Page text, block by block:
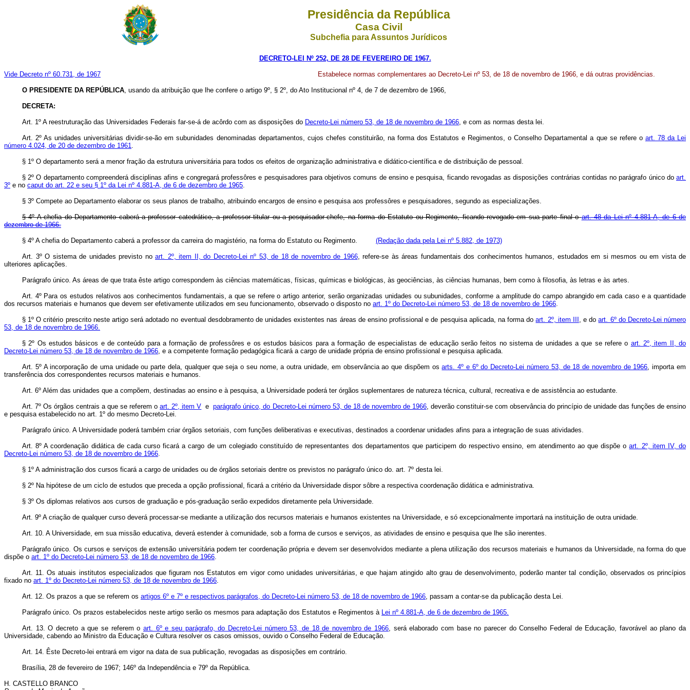
Presidência da República
Casa Civil
Subchefia para Assuntos Jurídicos
DECRETO-LEI Nº 252, DE 28 DE FEVEREIRO DE 1967.
Vide Decreto nº 60.731, de 1967 Estabelece normas complementares ao Decreto-Lei nº 53, de 18 de novembro de 1966, e dá outras providências.
O PRESIDENTE DA REPÚBLICA, usando da atribuição que lhe confere o artigo 9º, § 2º, do Ato Institucional nº 4, de 7 de dezembro de 1966,
DECRETA:
Art. 1º A reestruturação das Universidades Federais far-se-á de acôrdo com as disposições do Decreto-Lei número 53, de 18 de novembro de 1966, e com as normas desta lei.
Art. 2º As unidades universitárias dividir-se-ão em subunidades denominadas departamentos, cujos chefes constituirão, na forma dos Estatutos e Regimentos, o Conselho Departamental a que se refere o art. 78 da Lei
número 4.024, de 20 de dezembro de 1961.
§ 1º O departamento será a menor fração da estrutura universitária para todos os efeitos de organização administrativa e didático-científica e de distribuição de pessoal.
§ 2º O departamento compreenderá disciplinas afins e congregará professôres e pesquisadores para objetivos comuns de ensino e pesquisa, ficando revogadas as disposições contrárias contidas no parágrafo único do art.
3º e no caput do art. 22 e seu § 1º da Lei nº 4.881-A, de 6 de dezembro de 1965.
§ 3º Compete ao Departamento elaborar os seus planos de trabalho, atribuindo encargos de ensino e pesquisa aos professôres e pesquisadores, segundo as especializações.
§ 4º A chefia do Departamento caberá a professor catedrático, a professor titular ou a pesquisador-chefe, na forma do Estatuto ou Regimento, ficando revogado em sua parte final oart. 48 da Lei nº 4.881-A, de 6 de
dezembro de 1966.
§ 4º A chefia do Departamento caberá a professor da carreira do magistério, na forma do Estatuto ou Regimento. (Redação dada pela Lei nº 5.882, de 1973)
Art. 3º O sistema de unidades previsto no art. 2º, item II, do Decreto-Lei nº 53, de 18 de novembro de 1966, refere-se às áreas fundamentais dos conhecimentos humanos, estudados em si mesmos ou em vista de
ulteriores aplicações.
Parágrafo único. As áreas de que trata êste artigo correspondem às ciências matemáticas, físicas, químicas e biológicas, às geociências, às ciências humanas, bem como à filosofia, às letras e às artes.
Art. 4º Para os estudos relativos aos conhecimentos fundamentais, a que se refere o artigo anterior, serão organizadas unidades ou subunidades, conforme a amplitude do campo abrangido em cada caso e a quantidade
dos recursos materiais e humanos que devem ser efetivamente utilizados em seu funcionamento, observado o disposto no art. 1º do Decreto-Lei número 53, de 18 de novembro de 1966.
§ 1º O critério prescrito neste artigo será adotado no eventual desdobramento de unidades existentes nas áreas de ensino profissional e de pesquisa aplicada, na forma doart. 2º, item III , e doart. 6º do Decreto-Lei número
53, de 18 de novembro de 1966.
§ 2º Os estudos básicos e de conteúdo para a formação de professôres e os estudos básicos para a formação de especialistas de educação serão feitos no sistema de unidades a que se refere o art. 2º, item II, do
Decreto-Lei número 53, de 18 de novembro de 1966, e a competente formação pedagógica ficará a cargo de unidade própria de ensino profissional e pesquisa aplicada.
Art. 5º A incorporação de uma unidade ou parte dela, qualquer que seja o seu nome, a outra unidade, em observância ao que dispõem osarts. 4º e 6º do Decreto-Lei número 53, de 18 de novembro de 1966, importa em
transferência dos correspondentes recursos materiais e humanos.
Art. 6º Além das unidades que a compõem, destinadas ao ensino e à pesquisa, a Universidade poderá ter órgãos suplementares de natureza técnica, cultural, recreativa e de assistência ao estudante.
Art. 7º Os órgãos centrais a que se referem oart. 2º, item V eparágrafo único, do Decreto-Lei número 53, de 18 de novembro de 1966, deverão constituir-se com observância do princípio de unidade das funções de ensino
e pesquisa estabelecido no art. 1º do mesmo Decreto-Lei.
Parágrafo único. A Universidade poderá também criar órgãos setoriais, com funções deliberativas e executivas, destinados a coordenar unidades afins para a integração de suas atividades.
Art. 8º A coordenação didática de cada curso ficará a cargo de um colegiado constituído de representantes dos departamentos que participem do respectivo ensino, em atendimento ao que dispõe oart. 2º, item IV, do
Decreto-Lei número 53, de 18 de novembro de 1966.
§ 1º A administração dos cursos ficará a cargo de unidades ou de órgãos setoriais dentre os previstos no parágrafo único do. art. 7º desta lei.
§ 2º Na hipótese de um ciclo de estudos que preceda a opção profissional, ficará a critério da Universidade dispor sôbre a respectiva coordenação didática e administrativa.
§ 3º Os diplomas relativos aos cursos de graduação e pós-graduação serão expedidos diretamente pela Universidade.
Art. 9º A criação de qualquer curso deverá processar-se mediante a utilização dos recursos materiais e humanos existentes na Universidade, e só excepcionalmente importará na instituição de outra unidade.
Art. 10. A Universidade, em sua missão educativa, deverá estender à comunidade, sob a forma de cursos e serviços, as atividades de ensino e pesquisa que lhe são inerentes.
Parágrafo único. Os cursos e serviços de extensão universitária podem ter coordenação própria e devem ser desenvolvidos mediante a plena utilização dos recursos materiais e humanos da Universidade, na forma do que
dispõe o art. 1º do Decreto-Lei número 53, de 18 de novembro de 1966.
Art. 11. Os atuais institutos especializados que figuram nos Estatutos em vigor como unidades universitárias, e que hajam atingido alto grau de desenvolvimento, poderão manter tal condição, observados os princípios
fixado no art. 1º do Decreto-Lei número 53, de 18 de novembro de 1966.
Art. 12. Os prazos a que se referem os artigos 6º e 7º e respectivos parágrafos, do Decreto-Lei número 53, de 18 de novembro de 1966, passam a contar-se da publicação desta Lei.
Parágrafo único. Os prazos estabelecidos neste artigo serão os mesmos para adaptação dos Estatutos e Regimentos à Lei nº 4.881-A, de 6 de dezembro de 1965.
Art. 13. O decreto a que se referem o art. 6º e seu parágrafo, do Decreto-Lei número 53, de 18 de novembro de 1966, será elaborado com base no parecer do Conselho Federal de Educação, favorável ao plano da
Universidade, cabendo ao Ministro da Educação e Cultura resolver os casos omissos, ouvido o Conselho Federal de Educação.
Art. 14. Êste Decreto-lei entrará em vigor na data de sua publicação, revogadas as disposições em contrário.
Brasília, 28 de fevereiro de 1967; 146º da Independência e 79º da República.
H. CASTELLO BRANCO